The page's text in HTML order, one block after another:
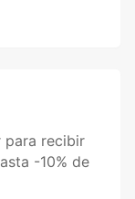
para recibir
-10% de